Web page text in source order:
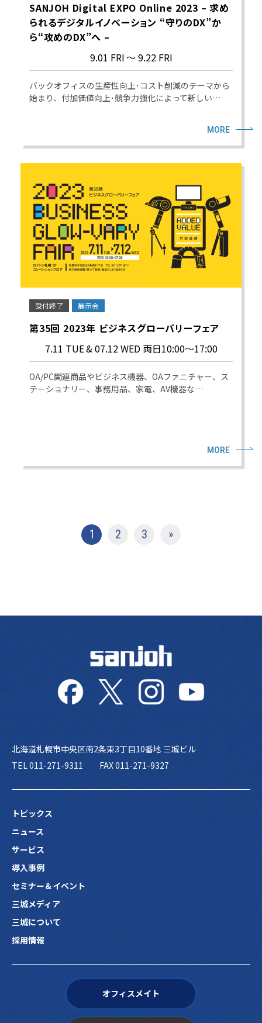
SANJOH Digital EXPO Online 2023 – 求め
られるデジタルイノベーション “守りのDX”か
ら“攻めのDX”へ –
9.01 FRI～ 9.22 FRI
バックオフィスの生産性向上･コスト削減のテーマから
始まり、付加価値向上･競争力強化によって新しい…
MORE
受付終了 展示会
第35回 2023年 ビジネスグローバリーフェア
7.11 TUE& 07.12 WED 両日10:00～17:00
OA/PC関連商品やビジネス機器、OAファニチャー、ス
テーショナリー、事務用品、家電、AV機器な…
MORE
投稿ナビゲーション
1 2 3 »
北海道札幌市中央区南2条東3丁目10番地 三城ビル
TEL 011-271-9311
FAX 011-271-9327
トピックス
ニュース
サービス
導入事例
セミナー＆イベント
三城メディア
三城について
採用情報
オフィスメイト